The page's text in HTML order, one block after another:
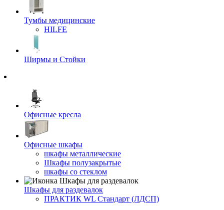
Тумбы медицинские
HILFE
Ширмы и Стойки
Офисные кресла
Офисные шкафы
шкафы металлические
Шкафы полузакрытые
шкафы со стеклом
Шкафы для раздевалок
ПРАКТИК WL Стандарт (ЛДСП)